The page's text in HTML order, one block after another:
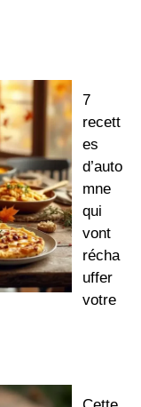
7
recett
es
d’auto
mne
qui
vont
récha
uffer
votre